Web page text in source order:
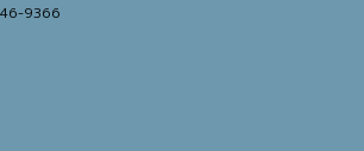
9366